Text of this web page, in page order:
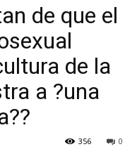
de que el
de la
a ?una
0
356